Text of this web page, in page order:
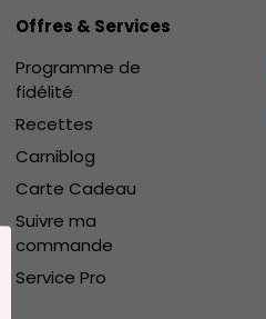
Offres & Services
Programme de
fidélité
Recettes
Carniblog
Carte Cadeau
Suivre ma
commande
Service Pro